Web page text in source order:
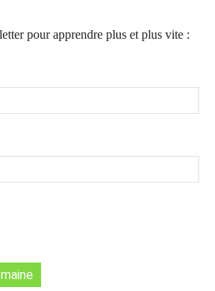
pour apprendre plus et plus vite :